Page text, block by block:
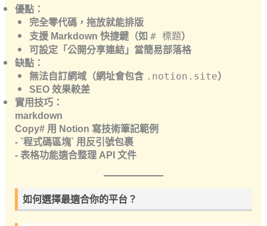
優點：
完全零代碼，拖放就能排版
支援 Markdown 快捷鍵（如 # 標題）
可設定「公開分享連結」當簡易部落格
缺點：
無法自訂網域（網址會包含 .notion.site）
SEO 效果較差
實用技巧：
markdown
Copy# 用 Notion 寫技術筆記範例
- `程式碼區塊` 用反引號包裹
- 表格功能適合整理 API 文件
如何選擇最適合你的平台？